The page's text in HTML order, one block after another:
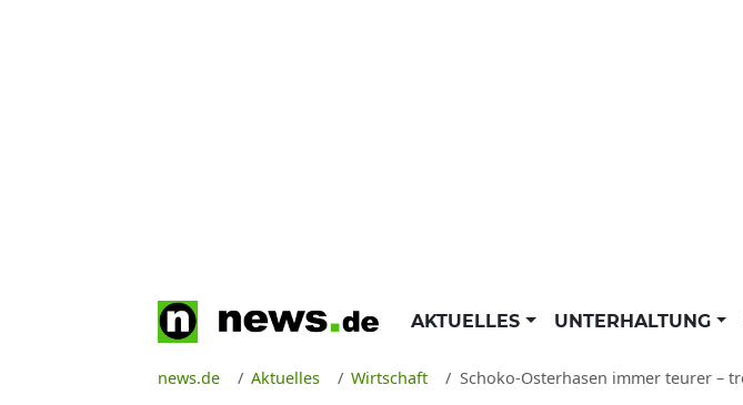
AKTUELLES UNTERHALTUNG
news.de Aktuelles Wirtschaft Schoko-Osterhasen immer teurer – trotz